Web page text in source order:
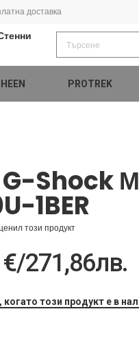
доставка
PROTREK
Shock
1BER
този продукт
/271,86лв.
този продукт е в